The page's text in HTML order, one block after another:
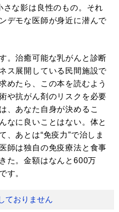
さな影は良性のもの。それ
デモな医師が身近に潜んで
。治癒可能な乳がんと診断
ス展開している民間施設で
めたら、この本を読むよう
や抗がん剤のリスクを必要
、あなた自身が決めるこ
なに良いことはない。体と
、あとは“免疫力”で治しま
師は独自の免疫療法と食事
た。金額はなんと600万
す。
ておりません